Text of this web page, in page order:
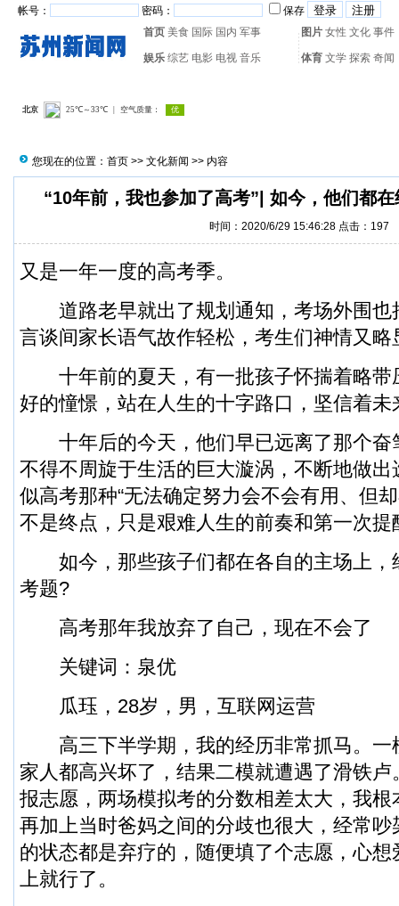
帐号： 密码：
保存
首页 美食 国际 国内 军事 图片 女性 文化 事件
娱乐 综艺 电影 电视 音乐 体育 文学 探索 奇闻
您现在的位置： 首页 >> 文化新闻 >> 内容
“10年前，我也参加了高考”| 如今，他们都
时间：2020/6/29 15:46:28 点击： 197
又是一年一度的高考季。
道路老早就出了规划通知，考场外围也
言谈间家长语气故作轻松，考生们神情又
十年前的夏天，有一批孩子怀揣着略带
好的憧憬，站在人生的十字路口，坚信着未
十年后的今天，他们早已远离了那个奋
不得不周旋于生活的巨大漩涡，不断地做
似高考那种“无法确定努力会不会有用、但
不是终点，只是艰难人生的前奏和第一次提
如今，那些孩子们都在各自的主场上，
考题?
高考那年我放弃了自己，现在不会了
关键词：泉优
瓜珏，28岁，男，互联网运营
高三下半学期，我的经历非常抓马。一
家人都高兴坏了，结果二模就遭遇了滑铁
报志愿，两场模拟考的分数相差太大，我
再加上当时爸妈之间的分歧也很大，经常
的状态都是弃疗的，随便填了个志愿，心
上就行了。